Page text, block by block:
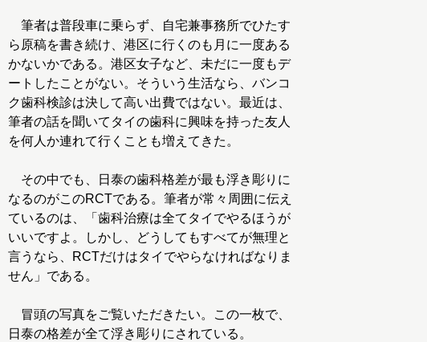
筆者は普段車に乗らず、自宅兼事務所でひたす
ら原稿を書き続け、港区に行くのも月に一度ある
かないかである。港区女子など、未だに一度もデ
ートしたことがない。そういう生活なら、バンコ
ク歯科検診は決して高い出費ではない。最近は、
筆者の話を聞いてタイの歯科に興味を持った友人
を何人か連れて行くことも増えてきた。
その中でも、日泰の歯科格差が最も浮き彫りに
なるのがこのRCTである。筆者が常々周囲に伝え
ているのは、「歯科治療は全てタイでやるほうが
いいですよ。しかし、どうしてもすべてが無理と
言うなら、RCTだけはタイでやらなければなりま
せん」である。
冒頭の写真をご覧いただきたい。この一枚で、
日泰の格差が全て浮き彫りにされている。